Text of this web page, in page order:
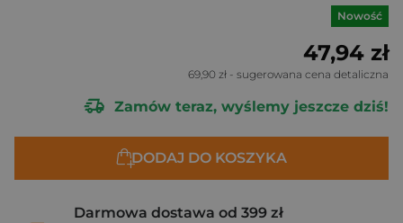
Nowość
47,94 zł
69,90 zł - sugerowana cena detaliczna
Zamów teraz, wyślemy jeszcze dziś!
DODAJ DO KOSZYKA
Darmowa dostawa od 399 zł